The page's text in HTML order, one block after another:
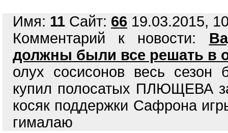
Имя: 11 Сайт: 66 19.03.2015,
Комментарий к новости:
должны были все решать в
олух сосисонов весь сезон
купил полосатых ПЛЮЩЕВА
косяк поддержки Сафрона
гималаю